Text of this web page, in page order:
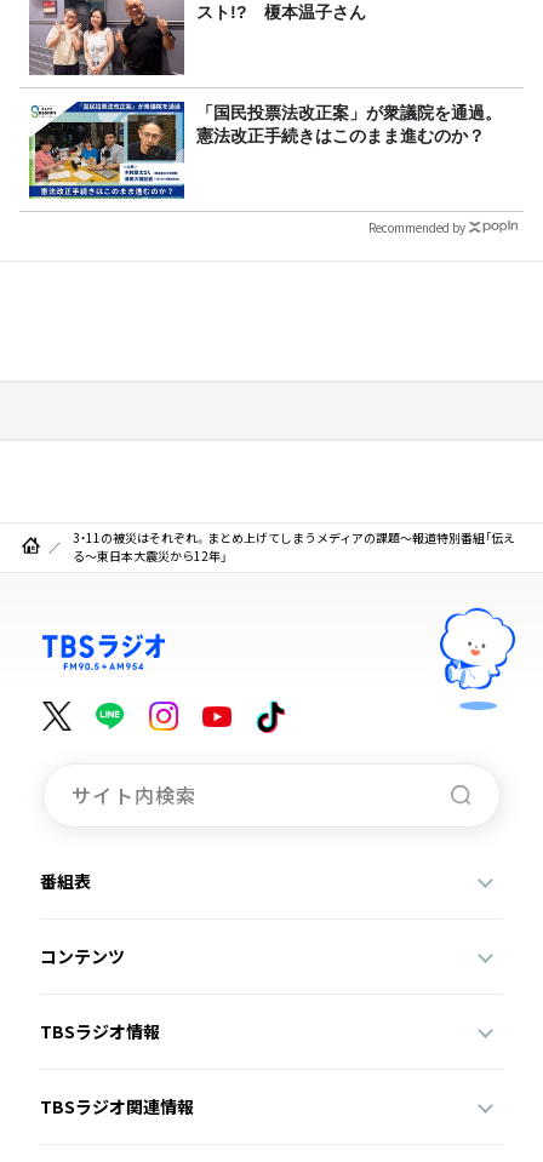
スト!? 榎本温子さん
「国民投票法改正案」が衆議院を通過。
憲法改正手続きはこのまま進むのか？
Recommended by
3・11の被災はそれぞれ。まとめ上げてしまうメディアの課題～報道特別番組「伝え
る～東日本大震災から12年」
番組表
コンテンツ
TBSラジオ情報
TBSラジオ関連情報